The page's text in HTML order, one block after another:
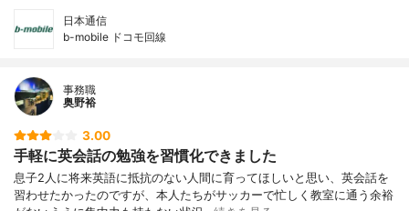
日本通信
b-mobile ドコモ回線
事務職
奥野裕
3.00
手軽に英会話の勉強を習慣化できました
息子2人に将来英語に抵抗のない人間に育ってほしいと思い、英会話を
習わせたかったのですが、本人たちがサッカーで忙しく教室に通う余裕